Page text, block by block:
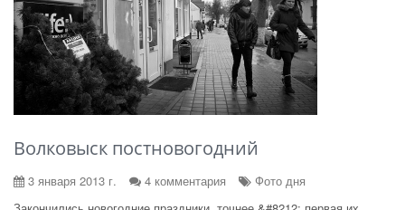
Волковыск постновогодний
3 января 2013 г. 4 комментария
Фото дня